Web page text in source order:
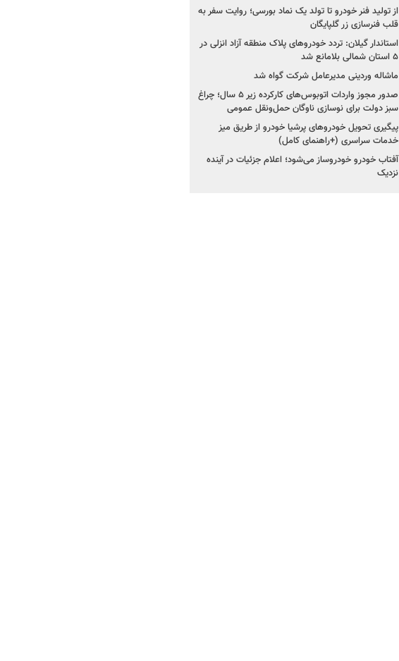
از تولید فنر خودرو تا تولد یک نماد بورسی؛ روایت سفر به
قلب فنرسازی زر گلپایگان
استاندار گیلان: تردد خودروهای پلاک منطقه آزاد انزلی در
۵ استان شمالی بلامانع شد
ماشاله وردینی مدیرعامل شرکت گواه شد
صدور مجوز واردات اتوبوس‌های کارکرده زیر ۵ سال؛ چراغ
سبز دولت برای نوسازی ناوگان حمل‌ونقل عمومی
پیگیری تحویل خودروهای پرشیا خودرو از طریق میز
خدمات سراسری (+راهنمای کامل)
آفتاب خودرو خودروساز می‌شود؛ اعلام جزئیات در آینده
نزدیک